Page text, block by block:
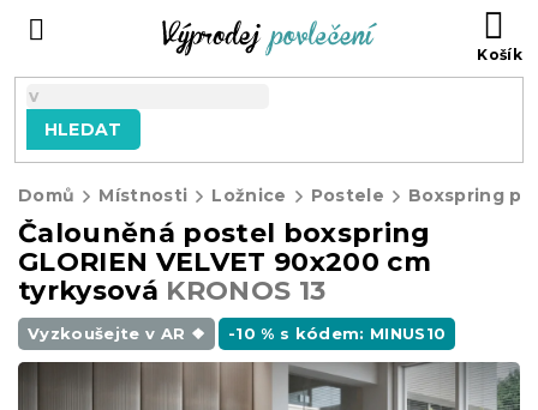
HLEDAT
Domů Místnosti Ložnice Postele Boxspring
Čalouněná postel boxspring
GLORIEN VELVET 90x200 cm
tyrkysová KRONOS 13
Vyzkoušejte v AR ❖ -10 % s kódem: MINUS10